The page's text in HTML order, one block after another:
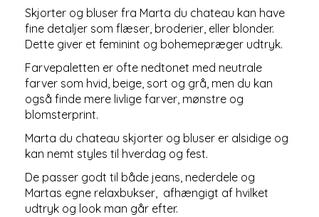
Skjorter og bluser fra Marta du chateau kan have
fine detaljer som flæser, broderier, eller blonder.
Dette giver et feminint og bohemepræger udtryk.
Farvepaletten er ofte nedtonet med neutrale
farver som hvid, beige, sort og grå, men du kan
også finde mere livlige farver, mønstre og
blomsterprint.
Marta du chateau skjorter og bluser er alsidige og
kan nemt styles til hverdag og fest.
De passer godt til både jeans, nederdele og
Martas egne relaxbukser, afhængigt af hvilket
udtryk og look man går efter.